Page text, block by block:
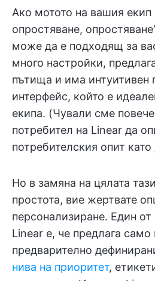
Ако мотото на вашия екип
опростяване,
може да е подходящ за
много настройки,
пътища и има интуитивен
интерфейс, който е
екипа. (Чували сме
потребител на Linear да
потребителския опит като
Но в замяна на цялата
простота, вие жертвате
персонализиране. Един
Linear е, че предлага само
предварително
нива на приоритет,